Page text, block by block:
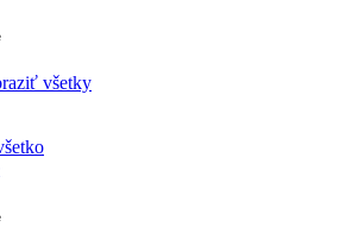
všetky